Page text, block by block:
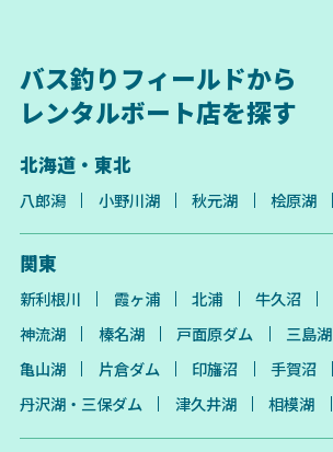
バス釣りフィールドから
レンタルボート店を探す
北海道・東北
八郎潟 小野川湖 秋元湖 桧原湖
関東
新利根川 霞ヶ浦 北浦 牛久沼
神流湖
榛名湖 戸面原ダム 三島湖
亀山湖
片倉ダム 印旛沼
手賀沼
丹沢湖・三保ダム
津久井湖 相模湖